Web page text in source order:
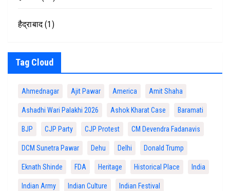
हैद्राबाद(1)
Tag Cloud
Ahmednagar Ajit Pawar America Amit Shaha
Ashadhi Wari Palakhi 2026 Ashok Kharat Case Baramati
BJP CJP Party CJP Protest CM Devendra Fadanavis
DCM Sunetra Pawar Dehu Delhi Donald Trump
Eknath Shinde FDA Heritage Historical Place India
Indian Army Indian Culture Indian Festival